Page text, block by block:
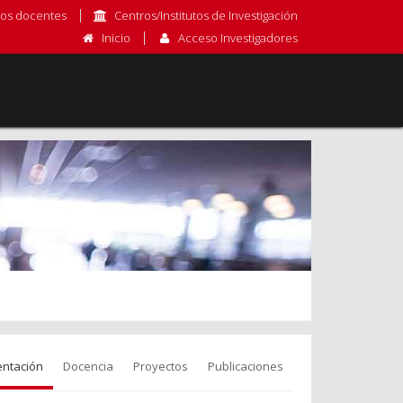
docentes
Centros/Institutos de Investigación
Inicio
Acceso Investigadores
Docencia Proyectos Publicaciones